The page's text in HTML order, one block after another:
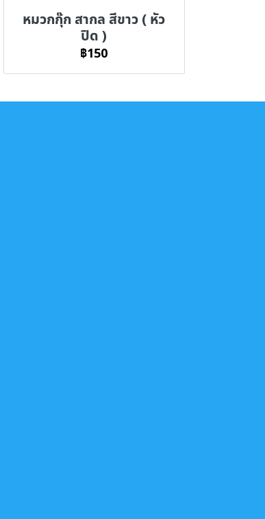
หมวกกุ๊ก สากล สีขาว ( หัว
ปิด )
฿150